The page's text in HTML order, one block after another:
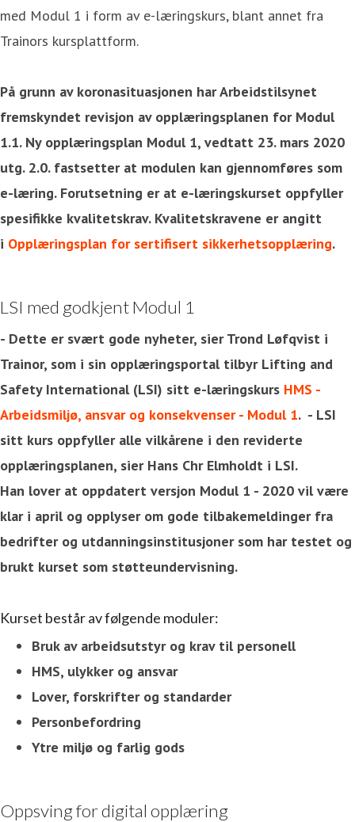
med Modul 1 i form av e-læringskurs, blant annet fra
Trainors kursplattform.
På grunn av koronasituasjonen har Arbeidstilsynet
fremskyndet revisjon av opplæringsplanen for Modul
1.1. Ny opplæringsplan Modul 1, vedtatt 23. mars 2020
utg. 2.0. fastsetter at modulen kan gjennomføres som
e-læring. Forutsetning er at e-læringskurset oppfyller
spesifikke kvalitetskrav. Kvalitetskravene er angitt
i Opplæringsplan for sertifisert sikkerhetsopplæring.
LSI med godkjent Modul 1
- Dette er svært gode nyheter, sier Trond Løfqvist i
Trainor, som i sin opplæringsportal tilbyr Lifting and
Safety International (LSI) sitt e-læringskurs HMS -
Arbeidsmiljø, ansvar og konsekvenser - Modul 1. - LSI
sitt kurs oppfyller alle vilkårene i den reviderte
opplæringsplanen, sier Hans Chr Elmholdt i LSI.
Han lover at oppdatert versjon Modul 1 - 2020 vil være
klar i april og opplyser om gode tilbakemeldinger fra
bedrifter og utdanningsinstitusjoner som har testet og
brukt kurset som støtteundervisning.
Kurset består av følgende moduler:
Bruk av arbeidsutstyr og krav til personell
HMS, ulykker og ansvar
Lover, forskrifter og standarder
Personbefordring
Ytre miljø og farlig gods
Oppsving for digital opplæring